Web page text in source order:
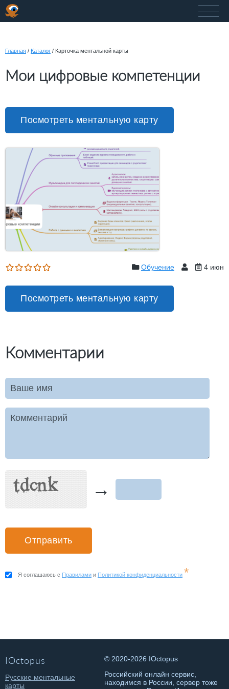
Главная / Каталог / Карточка ментальной карты
Мои цифровые компетенции
Посмотреть ментальную карту
Обучение 4 июн
Посмотреть ментальную карту
Комментарии
Ваше имя
Комментарий
→
Я соглашаюсь с Правилами и Политикой конфиденциальности *
IOctopus
Русские ментальные
карты
© 2020-2026 IOctopus
Российский онлайн сервис,
находимся в России, сервер тоже